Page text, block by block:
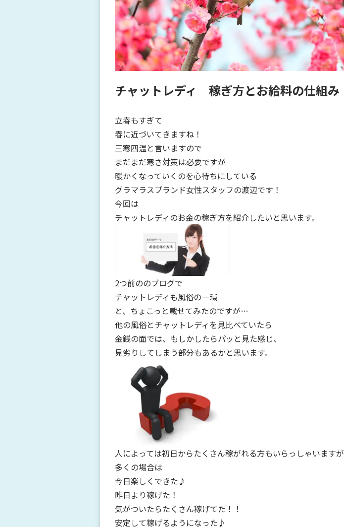
チャットレディ 稼ぎ方とお給料の仕組み
立春もすぎて
春に近づいてきますね！
三寒四温と言いますので
まだまだ寒さ対策は必要ですが
暖かくなっていくのを心待ちにしている
グラマラスブランド女性スタッフの渡辺です！
今回は
チャットレディのお金の稼ぎ方を紹介したいと思います。
2つ前ののブログで
チャットレディも風俗の一環
と、ちょこっと載せてみたのですが…
他の風俗とチャットレディを見比べていたら
金銭の面では、もしかしたらパッと見た感じ、
見劣りしてしまう部分もあるかと思います。
人によっては初日からたくさん稼がれる方もいらっしゃいますが
多くの場合は
今日楽しくできた♪
昨日より稼げた！
気がついたらたくさん稼げてた！！
安定して稼げるようになった♪